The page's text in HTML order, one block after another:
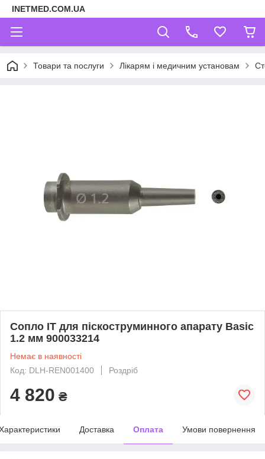
INETMED.COM.UA
Товари та послуги Лікарям і медичним установам
Сопло IT для піскоструминного апарату Basic
1.2 мм 900033214
Немає в наявності
Код: DLH-REN001400
Роздріб
4 820 ₴
Доставка Оплата Умови повернення